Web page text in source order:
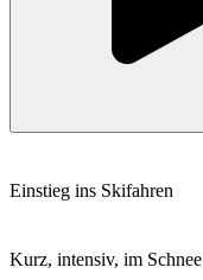
Einstieg ins Skifahren
Kurz, intensiv, im Schnee